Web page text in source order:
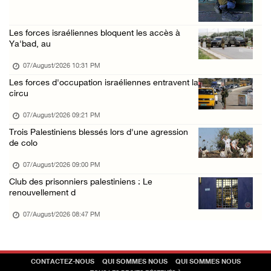
Nouvelles incursions à Bethléem et Tubas : d ...
07/August/2026 08:54 AM
Les autorités d'occupation émettent des ordr ...
06/August/2026 11:55 PM
Les forces israéliennes bloquent les accès à
Ya'bad, au
07/August/2026 10:31 PM
Les forces d'occupation israéliennes entravent la
circu
07/August/2026 09:21 PM
Trois Palestiniens blessés lors d'une agression
de colo
07/August/2026 09:00 PM
Club des prisonniers palestiniens : Le
renouvellement d
07/August/2026 08:47 PM
CONTACTEZ-NOUS QUI SOMMES NOUS QUI SOMMES NOUS